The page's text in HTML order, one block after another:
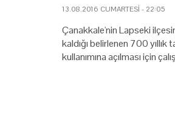
13.08.2016 CUMARTESI - 22:05
Çanakkale'nin Lapseki
kaldığı belirlenen 700 yıllık
kullanımına açılması için